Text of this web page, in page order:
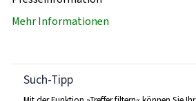
Mehr Informationen
Such-Tipp